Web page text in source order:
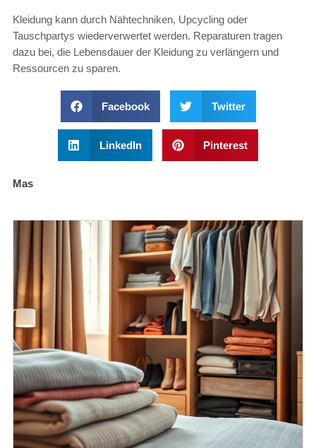
Kleidung kann durch Nähtechniken, Upcycling oder
Tauschpartys wiederverwertet werden. Reparaturen tragen
dazu bei, die Lebensdauer der Kleidung zu verlängern und
Ressourcen zu sparen.
Facebook Twitter
LinkedIn Pinterest
Mas